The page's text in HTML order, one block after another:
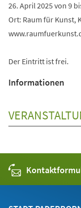
26. April 2025 von 9
Ort: Raum für Kunst,
Der Eintritt ist frei.
Informationen